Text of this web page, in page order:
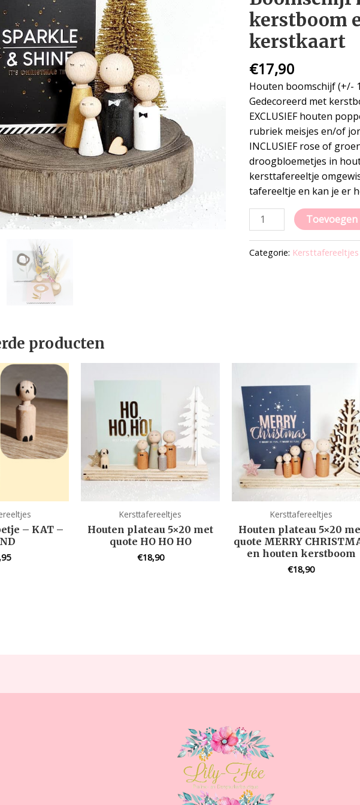
kerstboom
kerstkaart
€17,90
Houten boomschijf (+/-
Gedecoreerd met
EXCLUSIEF houten
rubriek meisjes en/of
INCLUSIEF rose of
droogbloemetjes in
kersttafereeltje
tafereeltje en kan je er
zwarte
kerstkaart
aantal
Categorie: Kersttafereeltjes
producten
– KAT –
Kersttafereeltjes
Houten plateau 5×20 met
quote HO HO HO
€18,90
Kersttafereeltjes
Houten plateau 5×20
quote MERRY
en houten kerstboom
€18,90